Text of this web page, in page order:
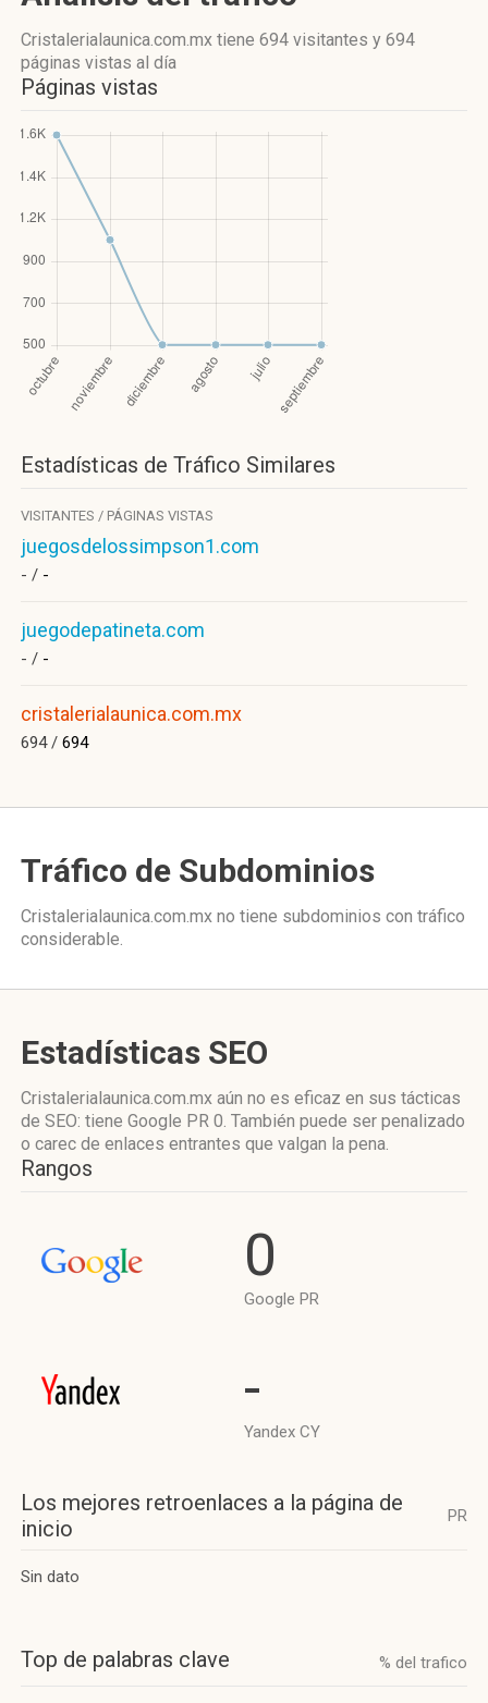
Cristalerialaunica.com.mx tiene 694 visitantes y 694
páginas vistas al día
Páginas vistas
Estadísticas de Tráfico Similares
VISITANTES / PÁGINAS VISTAS
juegosdelossimpson1.com
- / -
juegodepatineta.com
- / -
cristalerialaunica.com.mx
694 / 694
Tráfico de Subdominios
Cristalerialaunica.com.mx no tiene subdominios con tráfico
considerable.
Estadísticas SEO
Cristalerialaunica.com.mx aún no es eficaz en sus tácticas
de SEO: tiene Google PR 0. También puede ser penalizado
o carec de enlaces entrantes que valgan la pena.
Rangos
0
Google PR
-
Yandex CY
Los mejores retroenlaces a la página de
inicio
PR
Sin dato
Top de palabras clave % del trafico